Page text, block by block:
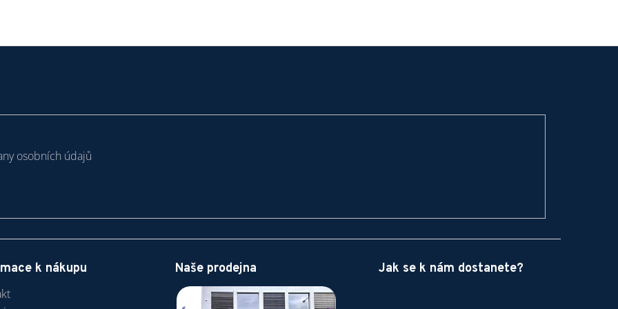
osobních údajů
k nákupu Naše prodejna Jak se k nám dostanete?